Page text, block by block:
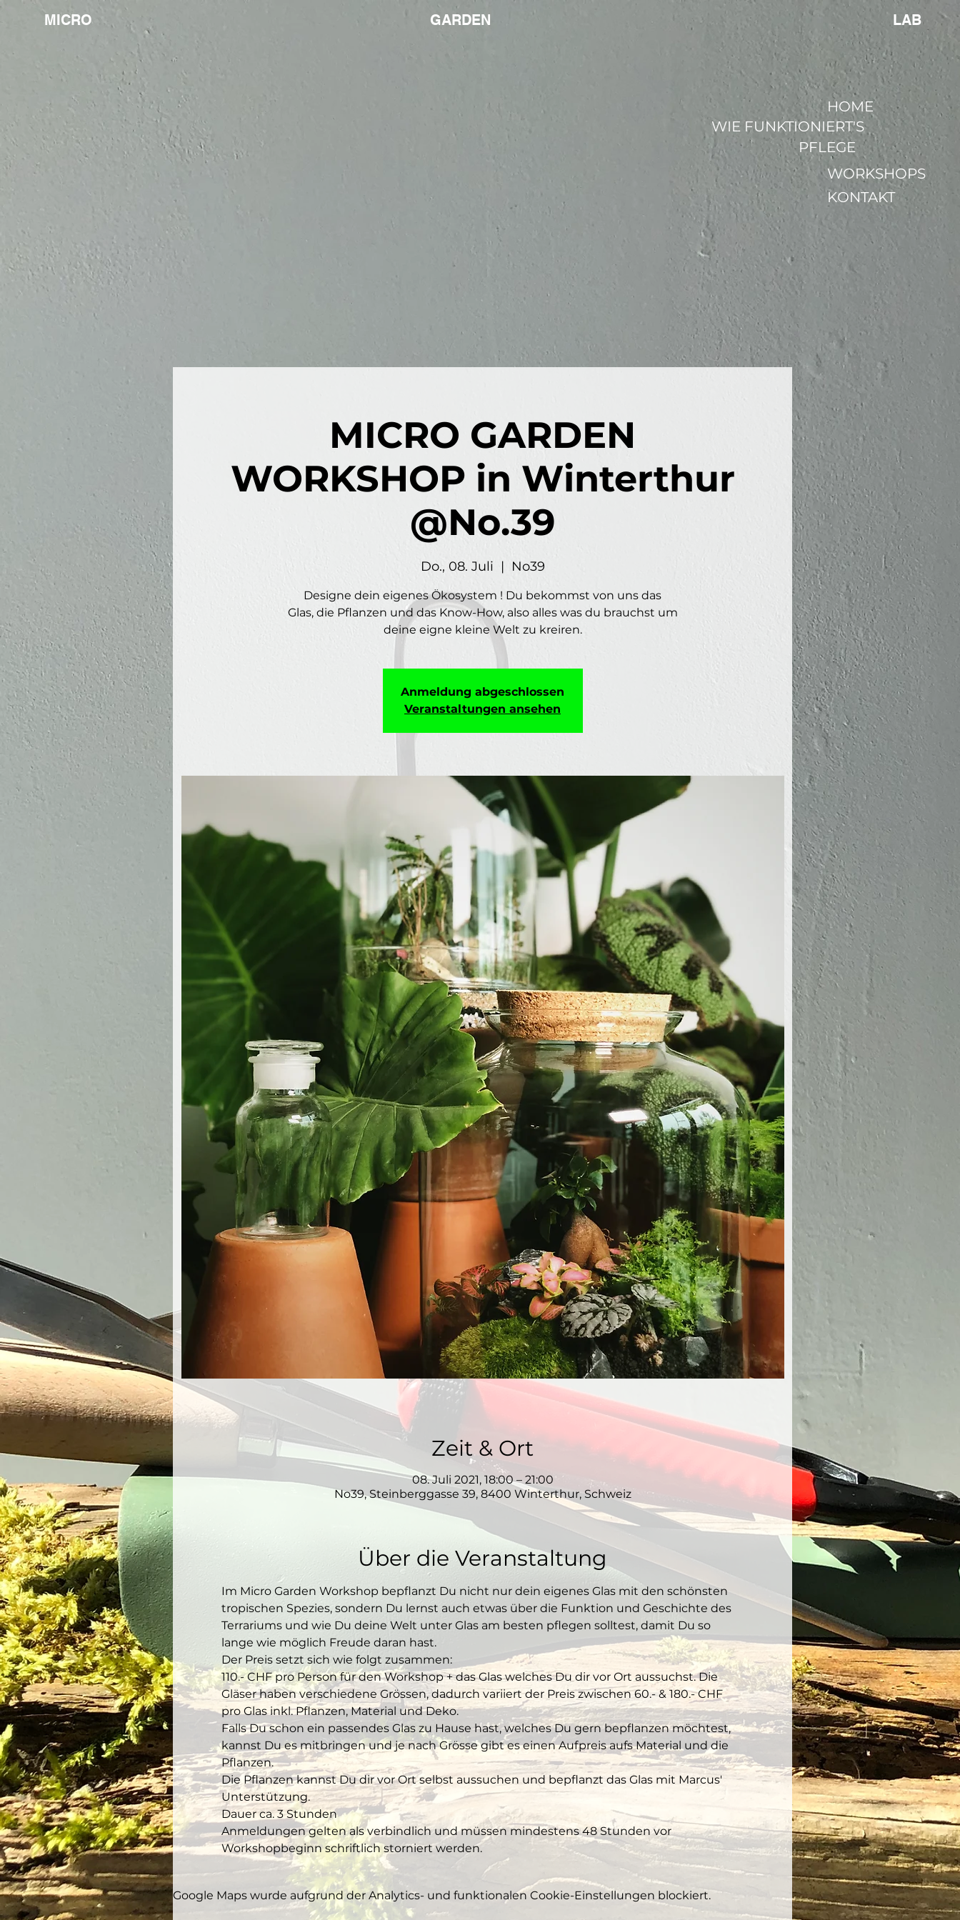
MICRO GARDEN LAB
HOME
MICRO GARDEN
WORKSHOP in Winterthur
@No.39
Do., 08. Juli
  |
No39
Designe dein eigenes Ökosystem ! Du bekommst von uns das
Glas, die Pflanzen und das Know-How, also alles was du brauchst um
deine eigne kleine Welt zu kreiren.
Anmeldung abgeschlossen
Veranstaltungen ansehen
Zeit & Ort
08. Juli 2021, 18:00 – 21:00
No39, Steinberggasse 39, 8400 Winterthur, Schweiz
Über die Veranstaltung
Im Micro Garden Workshop bepflanzt Du nicht nur dein eigenes Glas mit den schönsten
tropischen Spezies, sondern Du lernst auch etwas über die Funktion und Geschichte des
Terrariums und wie Du deine Welt unter Glas am besten pflegen solltest, damit Du so
lange wie möglich Freude daran hast.
Der Preis setzt sich wie folgt zusammen:
110.- CHF pro Person für den Workshop + das Glas welches Du dir vor Ort aussuchst. Die
Gläser haben verschiedene Grössen, dadurch variiert der Preis zwischen 60.- & 180.- CHF
pro Glas inkl. Pflanzen, Material und Deko.
Falls Du schon ein passendes Glas zu Hause hast, welches Du gern bepflanzen möchtest,
kannst Du es mitbringen und je nach Grösse gibt es einen Aufpreis aufs Material und die
Pflanzen.
Die Pflanzen kannst Du dir vor Ort selbst aussuchen und bepflanzt das Glas mit Marcus'
Unterstützung.
Dauer ca. 3 Stunden
Anmeldungen gelten als verbindlich und müssen mindestens 48 Stunden vor
Workshopbeginn schriftlich storniert werden.
Google Maps wurde aufgrund der Analytics- und funktionalen Cookie-Einstellungen blockiert.
WIE FUNKTIONIERT'S
PFLEGE
KONTAKT
WORKSHOPS